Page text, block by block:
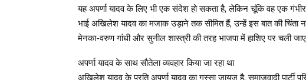
यह अपर्णा यादव के लिए भी एक संदेश हो सकता है, लेकिन चूंकि वह एक
भाई अखिलेश यादव का मजाक उड़ाने तक सीमित हैं, उन्हें इस बात की चिंता
मेनका-वरुण गांधी और सुनील शास्त्री की तरह भाजपा में हाशिए पर चली
अपर्णा यादव के साथ सौतेला व्यवहार किया जा रहा था
अखिलेश यादव के प्रति अपर्णा यादव का गुस्सा जायज है. समाजवादी पार्टी